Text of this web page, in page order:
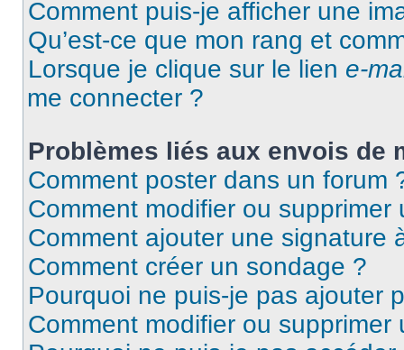
Comment puis-je afficher une
Qu’est-ce que mon rang et
Lorsque je clique sur le lien e-
me connecter ?
Problèmes liés aux envois de
Comment poster dans un forum
Comment modifier ou supprimer
Comment ajouter une signature
Comment créer un sondage ?
Pourquoi ne puis-je pas ajouter
Comment modifier ou supprimer